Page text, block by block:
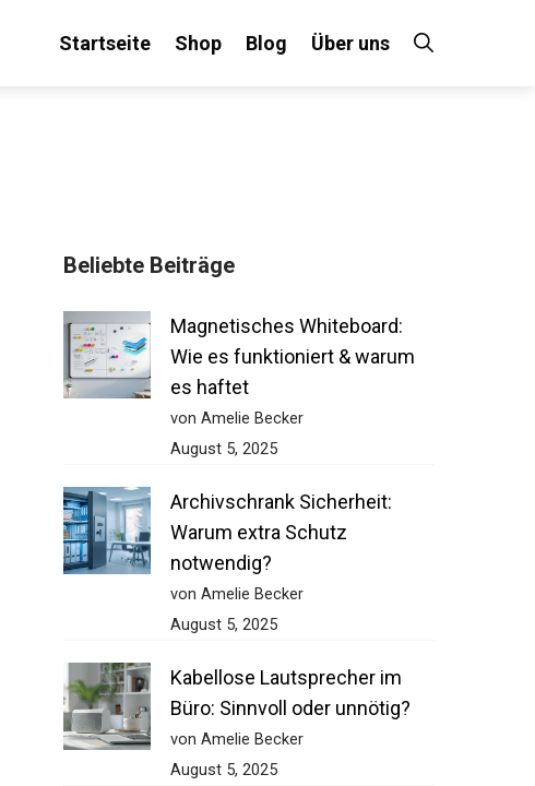
Startseite Shop Blog Über uns
Beliebte Beiträge
Magnetisches Whiteboard:
Wie es funktioniert & warum
es haftet
von Amelie Becker
August 5, 2025
Archivschrank Sicherheit:
Warum extra Schutz
notwendig?
von Amelie Becker
August 5, 2025
Kabellose Lautsprecher im
Büro: Sinnvoll oder unnötig?
von Amelie Becker
August 5, 2025